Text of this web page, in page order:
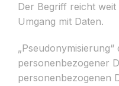
Der Begriff reicht
Umgang mit Daten.
personenbezogener
personenbezogenen